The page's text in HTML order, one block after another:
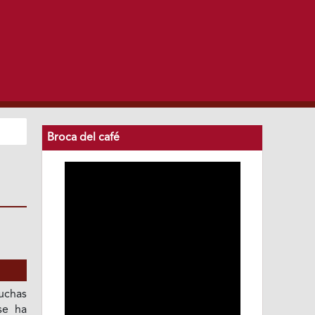
ha
Broca del café